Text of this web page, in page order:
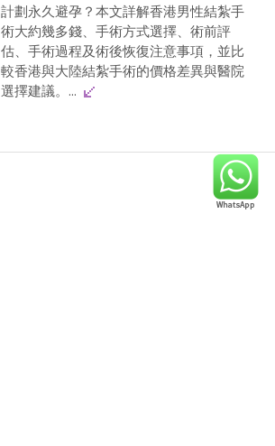
計劃永久避孕？本文詳解香港男性結紮手
術大約幾多錢、手術方式選擇、術前評
估、手術過程及術後恢復注意事項，並比
較香港與大陸結紮手術的價格差異與醫院
選擇建議。...